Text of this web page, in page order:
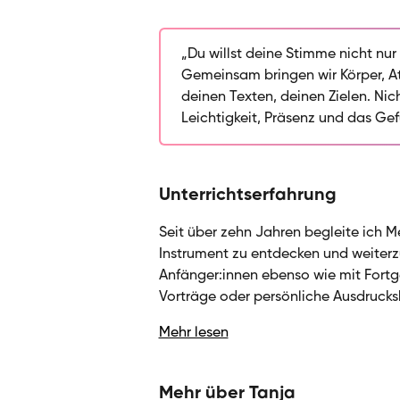
sondern wirklich begreifen wollen:
Werkzeug. Im Zentrum steht die
wie sie klingt, was sie meint, was
Resonanz, Interpretation und
Bedeutung eine Einheit bilden.
dein Tourguide sein auf dem Weg
„Du willst deine Stimme nicht
Gemeinsam bringen wir Körper,
deinen Texten, deinen Zielen.
Leichtigkeit, Präsenz und das
Unterrichtserfahrung
Seit über zehn Jahren begleite ich
Instrument zu entdecken und
Anfänger:innen ebenso wie mit
Vorträge oder persönliche
Stimme in funktionale Einheit
Verbindung von Klang und
Mehr lesen
Mehr über Tanja